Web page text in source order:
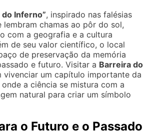
Inferno”, inspirado nas falésias
lembram chamas ao pôr do sol,
com a geografia e a cultura
de seu valor científico, o local
de preservação da memória
e futuro. Visitar a Barreira do
vivenciar um capítulo importante da
a ciência se mistura com a
natural para criar um símbolo
o Futuro e o Passado